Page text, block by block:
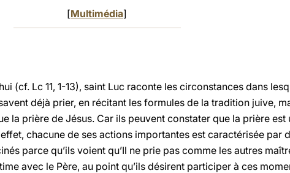
[Multimédia]
(cf. Lc 11, 1-13), saint Luc raconte les circonstances dans
déjà prier, en récitant les formules de la tradition juive,
la prière de Jésus. Car ils peuvent constater que la prière est
chacune de ses actions importantes est caractérisée par
parce qu’ils voient qu’Il ne prie pas comme les autres
avec le Père, au point qu’ils désirent participer à ces